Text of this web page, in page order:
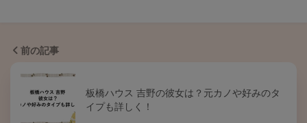
前の記事
板橋ハウス 吉野の彼女は？元カノや好みのタ
イプも詳しく！